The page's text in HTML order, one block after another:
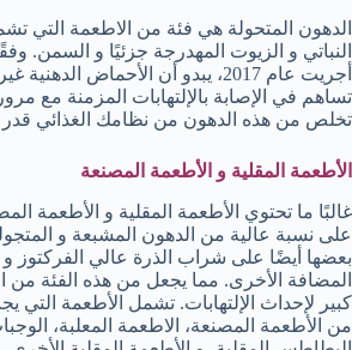
الدهون المتحولة هي فئة من الاطعمة التي
النباتي و الزيوت المهدرجة جزئيًا و السمن.
أجريت عام 2017، يبدو أن الأحماض
تساهم في الإصابة بالإلتهابات المزمنة مع
تخلص من هذه الدهون من نظامك الغذائي قدر
الأطعمة المقلية و الأطعمة المصنعة
غالبًا ما تحتوي الأطعمة المقلية و الأطعمة
على نسبة عالية من الدهون المشبعة و
بعضها أيضًا على شراب الذرة عالي الفركتوز
المضافة الأخرى. مما يجعل من هذه الفئة من
كبير لإحداث الإلتهابات. تشمل الأطعمة التي
من الأطعمة المصنعة، الاطعمة المعلبة،